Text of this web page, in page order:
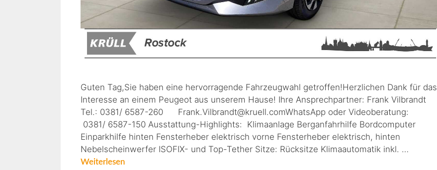
Guten Tag,Sie haben eine hervorragende Fahrzeugwahl getroffen!Herzlichen Dank für das
Interesse an einem Peugeot aus unserem Hause! Ihre Ansprechpartner: Frank Vilbrandt
Tel.: 0381/ 6587-260 Frank.Vilbrandt@kruell.comWhatsApp oder Videoberatung:
0381/ 6587-150 Ausstattung-Highlights: Klimaanlage Berganfahrhilfe Bordcomputer
Einparkhilfe hinten Fensterheber elektrisch vorne Fensterheber elektrisch, hinten
Nebelscheinwerfer ISOFIX- und Top-Tether Sitze: Rücksitze Klimaautomatik inkl. …
Weiterlesen